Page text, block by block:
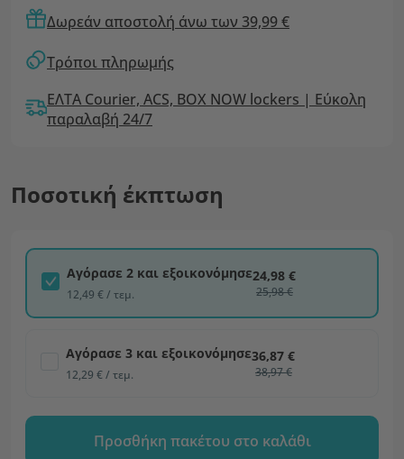
Δωρεάν αποστολή άνω των 39,99 €
Τρόποι πληρωμής
ΕΛΤΑ Courier, ACS, BOX NOW lockers | Εύκολη
παραλαβή 24/7
Ποσοτική έκπτωση
Αγόρασε 2 και εξοικονόμησε
12,49 € / τεμ.
24,98 €
25,98 €
Αγόρασε 3 και εξοικονόμησε
12,29 € / τεμ.
36,87 €
38,97 €
Προσθήκη πακέτου στο καλάθι